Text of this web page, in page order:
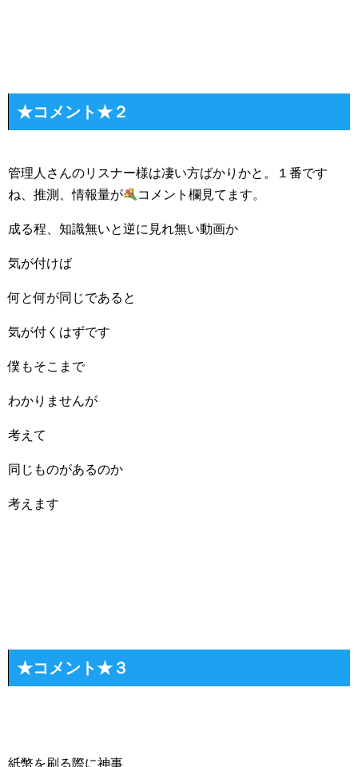
★コメント★２
管理人さんのリスナー様は凄い方ばかりかと。１番です
ね、推測、情報量が
コメント欄見てます。
成る程、知識無いと逆に見れ無い動画か
気が付けば
何と何が同じであると
気が付くはずです
僕もそこまで
わかりませんが
考えて
同じものがあるのか
考えます
★コメント★３
紙幣を刷る際に神事